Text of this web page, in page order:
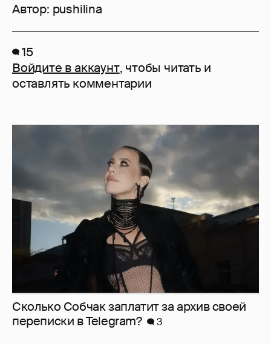
Автор: pushilina
15
Войдите в аккаунт, чтобы читать и
оставлять комментарии
Сколько Собчак заплатит за архив своей
перeписки в Telegram?
3